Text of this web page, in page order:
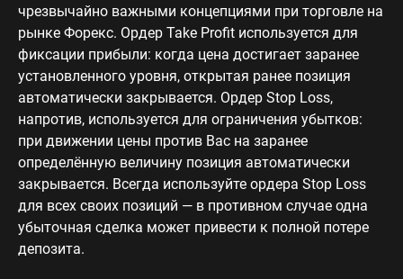
чрезвычайно важными концепциями при торговле на
рынке Форекс. Ордер Take Profit используется для
фиксации прибыли: когда цена достигает заранее
установленного уровня, открытая ранее позиция
автоматически закрывается. Ордер Stop Loss,
напротив, используется для ограничения убытков:
при движении цены против Вас на заранее
определённую величину позиция автоматически
закрывается. Всегда используйте ордера Stop Loss
для всех своих позиций — в противном случае одна
убыточная сделка может привести к полной потере
депозита.